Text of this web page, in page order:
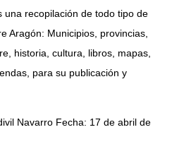
una recopilación de todo tipo de
Aragón: Municipios, provincias,
historia, cultura, libros, mapas,
para su publicación y
Navarro Fecha: 17 de abril de